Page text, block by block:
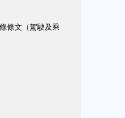
條文（駕駛及乘